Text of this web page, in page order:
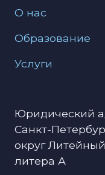
О нас
Образование
Услуги
Юридический
Санкт-
округ Литейный
литера А